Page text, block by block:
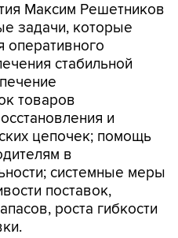
Максим Решетников
задачи, которые
оперативного
стабильной
товаров
и
цепочек; помощь
в
системные меры
поставок,
роста гибкости